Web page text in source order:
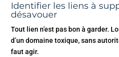
Identifier les liens à
désavouer
Tout lien n’est pas bon à garder.
d’un domaine toxique, sans
faut agir.